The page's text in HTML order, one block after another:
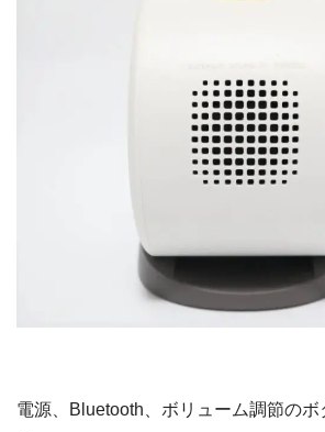
電源、Bluetooth、ボリューム調節のボ